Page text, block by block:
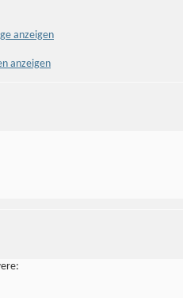
anzeigen
anzeigen